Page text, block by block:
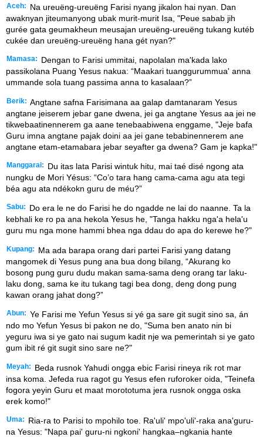
Aceh:
Na ureuëng-ureuëng Farisi nyang jikalon hai nyan. Dan
awaknyan jiteumanyong ubak murit-murit Isa, "Peue sabab jih
gurée gata geumakheun meusajan ureuëng-ureuëng tukang kutéb
cukée dan ureuëng-ureuëng hana gét nyan?"
Mamasa:
Dengan to Farisi ummitai, napolalan ma'kada lako
passikolana Puang Yesus nakua: “Maakari tuanggurummua' anna
ummande sola tuang passima anna to kasalaan?”
Berik: Angtane safna Farisimana aa galap damtanaram Yesus
angtane jeiserem jebar gane dwena, jei ga angtane Yesus aa jei ne
tikwebaatinennerem ga aane tenebaabiwena enggame, "Jeje bafa
Guru imna angtane pajak doini aa jei gane tebabinennerem ane
angtane etam-etamabara jebar seyafter ga dwena? Gam je kapka!"
Manggarai:
Du itas lata Parisi wintuk hitu, mai taé disé ngong ata
nungku de Mori Yésus: “Co’o tara hang cama-cama agu ata tegi
béa agu ata ndékokn guru de méu?”
Sabu:
Do era le ne do Farisi he do ngadde ne lai do naanne. Ta la
kebhali ke ro pa ana hekola Yesus he, "Tanga hakku nga'a hela'u
guru mu nga mone hammi bhea nga ddau do apa do kerewe he?"
Kupang:
Ma ada barapa orang dari partei Farisi yang datang
mangomek di Yesus pung ana bua dong bilang, “Akurang ko
bosong pung guru dudu makan sama-sama deng orang tar laku-
laku dong, sama ke itu tukang tagi bea dong, deng dong pung
kawan orang jahat dong?”
Abun: Ye Farisi me Yefun Yesus si yé ga sare git sugit sino sa, án
ndo mo Yefun Yesus bi pakon ne do, "Suma ben anato nin bi
yeguru iwa si ye gato nai sugum kadit nje wa pemerintah si ye gato
gum ibit ré git sugit sino sare ne?"
Meyah:
Beda rusnok Yahudi ongga ebic Farisi rineya rik rot mar
insa koma. Jefeda rua ragot gu Yesus efen ruforoker oida, "Teinefa
fogora yeyin Guru et maat morototuma jera rusnok ongga oska
erek komo!"
Uma:
Ria-ra to Parisi to mpohilo toe. Ra'uli' mpo'uli'-raka ana'guru-
na Yesus: "Napa pai' guru-ni ngkoni' hangkaa–ngkania hante